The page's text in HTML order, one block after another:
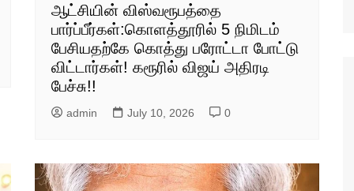
ஆட்சியின் விஸ்வரூபத்தை
பார்ப்பீர்கள்:கொளத்தூரில் 5 நிமிடம்
பேசியதற்கே கொத்து பரோட்டா போட்டு
விட்டார்கள்! கரூரில் விஜய் அதிரடி
பேச்சு!!
admin July 10, 2026 0